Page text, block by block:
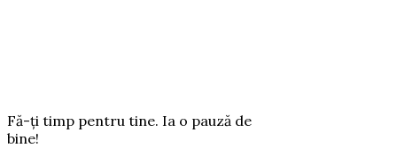
Fă-ți timp pentru tine. Ia o pauză de
bine!